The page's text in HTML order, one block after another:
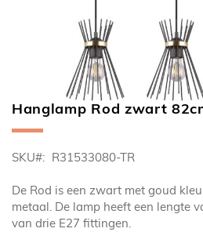
Ga
naar
begin
de
afbeeldingen-
gallerij
Hanglamp Rod zwart
SKU R31533080-TR
De Rod is een zwart met goud
metaal. De lamp heeft een lengte
van drie E27 fittingen.